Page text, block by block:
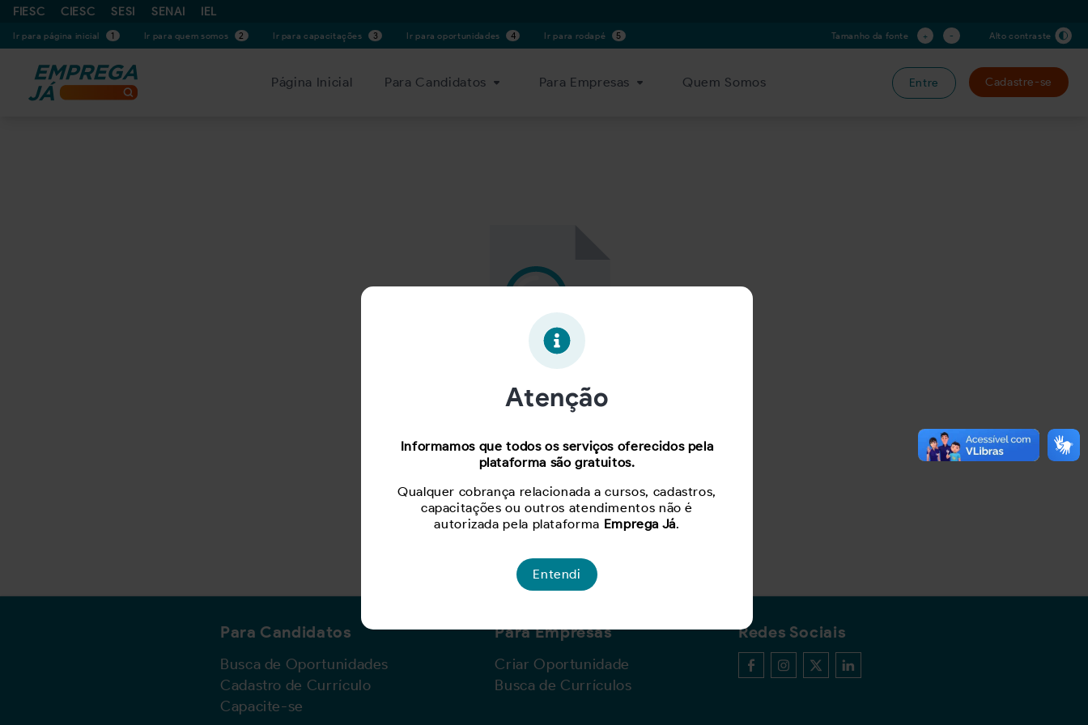
FIESC CIESC SESI SENAI IEL
Ir para página inicial 1 Ir para quem somos 2 Ir para capacitações 3 Ir para oportunidades 4 Ir para rodapé 5 Tamanho da fonte + - Alto contraste
Página Inicial Para Candidatos Para Empresas Quem Somos Entre Cadastre-se
Oportunidade expirada!
Para Candidatos
Busca de Oportunidades
Cadastro de Currículo
Capacite-se
Para Empresas
Criar Oportunidade
Busca de Currículos
Redes Sociais
Atenção
Informamos que todos os serviços oferecidos pela
plataforma são gratuitos.
Qualquer cobrança relacionada a cursos, cadastros,
capacitações ou outros atendimentos não é
autorizada pela plataforma Emprega Já.
Entendi